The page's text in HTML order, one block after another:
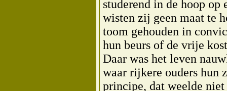
studerend in de hoop
wisten zij geen maat te
toom gehouden in
hun beurs of de vrije
Daar was het leven
waar rijkere ouders hun
principe, dat weelde